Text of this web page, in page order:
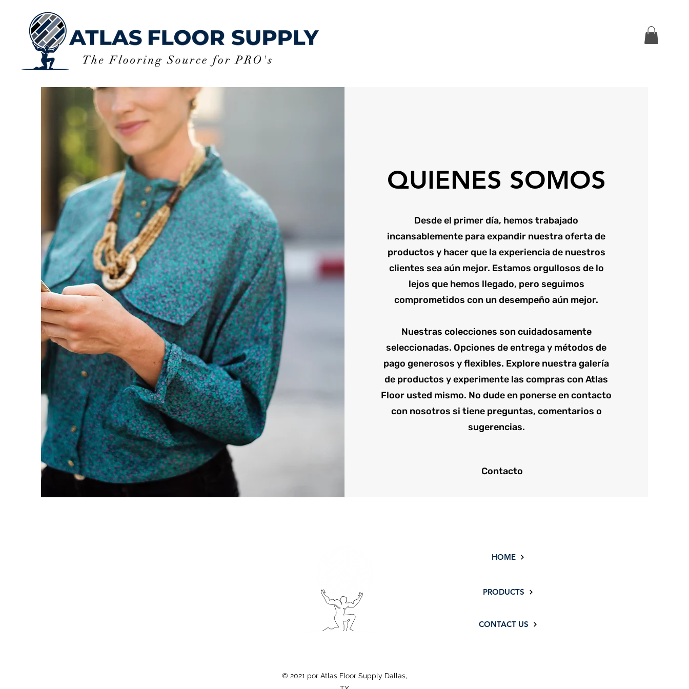
QUIENES SOMOS
Desde el primer día, hemos trabajado
incansablemente para expandir nuestra oferta de
productos y hacer que la experiencia de nuestros
clientes sea aún mejor. Estamos orgullosos de lo
lejos que hemos llegado, pero seguimos
comprometidos con un desempeño aún mejor.
Nuestras colecciones son cuidadosamente
seleccionadas. Opciones de entrega y métodos de
pago generosos y flexibles. Explore nuestra galería
de productos y experimente las compras con Atlas
Floor usted mismo. No dude en ponerse en contacto
con nosotros si tiene preguntas, comentarios o
sugerencias.
Contacto
© 2021 por Atlas Floor Supply Dallas,
HOME
PRODUCTS
CONTACT US